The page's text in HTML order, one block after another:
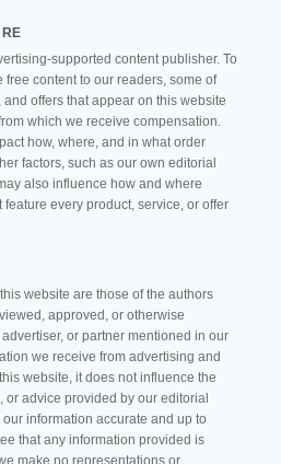
supported content publisher. To
content to our readers, some of
offers that appear on this website
which we receive compensation.
how, where, and in what order
factors, such as our own editorial
also influence how and where
every product, service, or offer
website are those of the authors
approved, or otherwise
or partner mentioned in our
we receive from advertising and
website, it does not influence the
advice provided by our editorial
information accurate and up to
that any information provided is
make no representations or